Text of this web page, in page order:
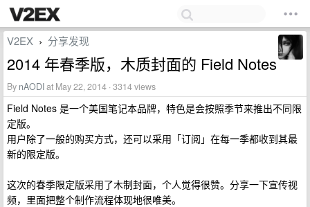
V2EX › 分享发现
2014 年春季版，木质封面的 Field Notes
By nAODIat May 22, 2014 · 3314 views
Field Notes 是一个美国笔记本品牌，特色是会按照季节来推出不同限
定版。
用户除了一般的购买方式，还可以采用「订阅」在每一季都收到其最
新的限定版。
这次的春季限定版采用了木制封面，个人觉得很赞。分享一下宣传视
频，里面把整个制作流程体现地很唯美。